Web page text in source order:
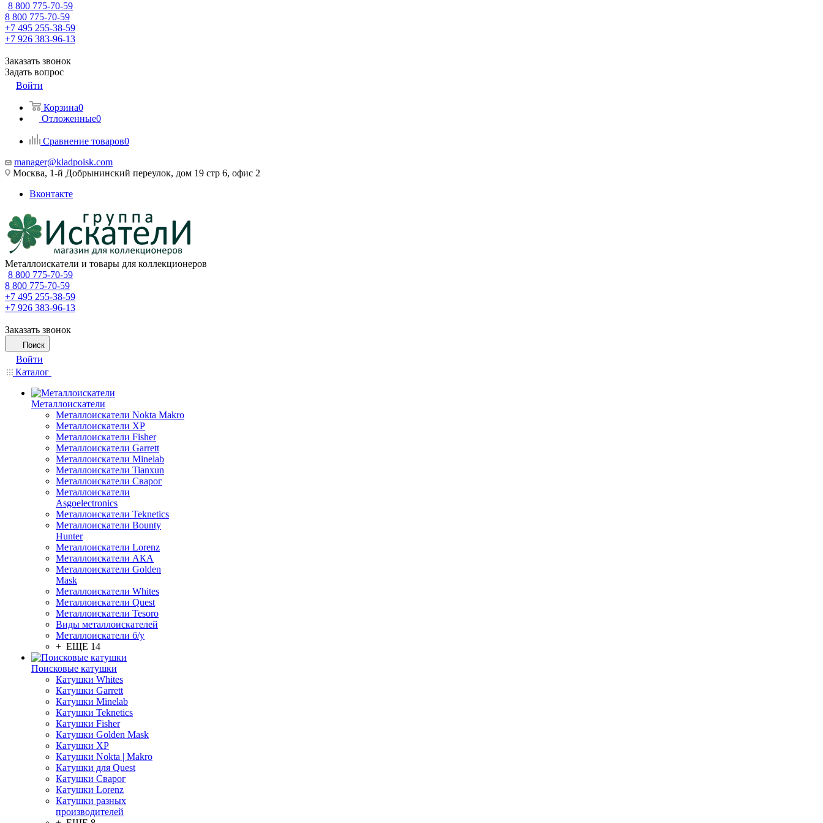
8 800 775-70-59
8 800 775-70-59
+7 495 255-38-59
+7 926 383-96-13
Заказать звонок
Задать вопрос
Войти
Корзина0
Отложенные0
Сравнение товаров0
manager@kladpoisk.com
Москва, 1-й Добрынинский переулок, дом 19 стр 6, офис 2
Вконтакте
Металлоискатели и товары для коллекционеров
8 800 775-70-59
8 800 775-70-59
+7 495 255-38-59
+7 926 383-96-13
Заказать звонок
Поиск
Войти
Каталог
Металлоискатели
Металлоискатели Nokta Makro
Металлоискатели XP
Металлоискатели Fisher
Металлоискатели Garrett
Металлоискатели Minelab
Металлоискатели Tianxun
Металлоискатели Сварог
Металлоискатели
Asgoelectronics
Металлоискатели Teknetics
Металлоискатели Bounty
Hunter
Металлоискатели Lorenz
Металлоискатели АКА
Металлоискатели Golden
Mask
Металлоискатели Whites
Металлоискатели Quest
Металлоискатели Tesoro
Виды металлоискателей
Металлоискатели б/у
+ ЕЩЕ 14
Поисковые катушки
Катушки Whites
Катушки Garrett
Катушки Minelab
Катушки Teknetics
Катушки Fisher
Катушки Golden Mask
Катушки XP
Катушки Nokta | Makro
Катушки для Quest
Катушки Сварог
Катушки Lorenz
Катушки разных
производителей